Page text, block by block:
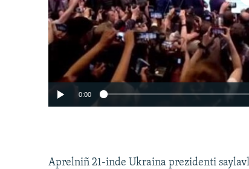
0:00
Aprelniñ 21-inde Ukraina prezidenti